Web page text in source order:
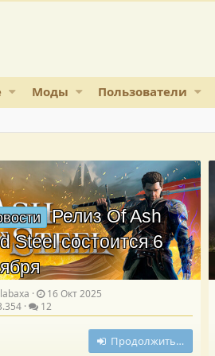
Моды Пользователи
Релиз Of Ash
Steel состоится 6
16 Окт 2025
12
Продолжить…